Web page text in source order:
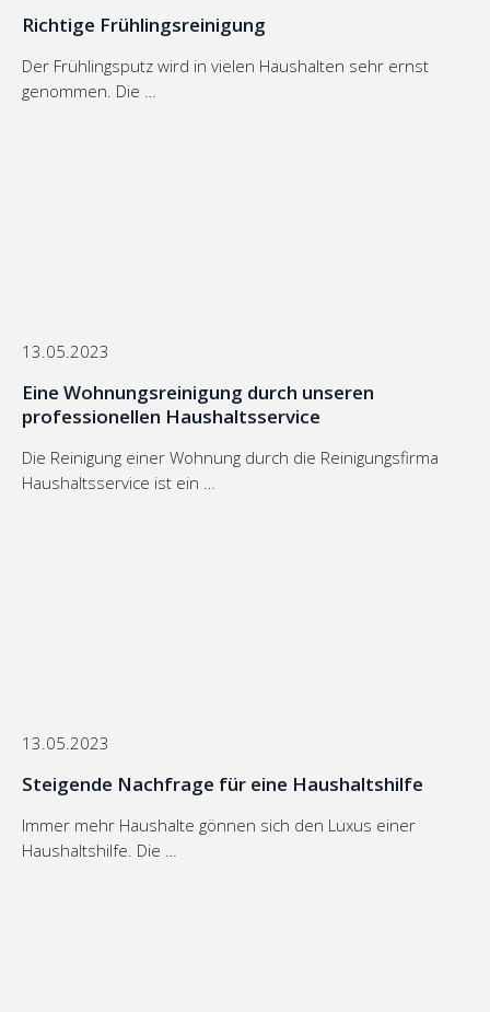
Richtige Frühlingsreinigung
Der Frühlingsputz wird in vielen Haushalten sehr ernst
genommen. Die …
13.05.2023
Eine Wohnungsreinigung durch unseren
professionellen Haushaltsservice
Die Reinigung einer Wohnung durch die Reinigungsfirma
Haushaltsservice ist ein …
13.05.2023
Steigende Nachfrage für eine Haushaltshilfe
Immer mehr Haushalte gönnen sich den Luxus einer
Haushaltshilfe. Die …